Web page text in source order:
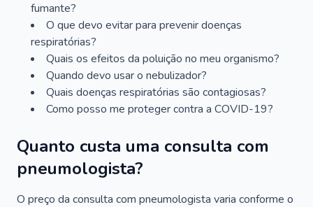
fumante?
O que devo evitar para prevenir doenças
respiratórias?
Quais os efeitos da poluição no meu organismo?
Quando devo usar o nebulizador?
Quais doenças respiratórias são contagiosas?
Como posso me proteger contra a COVID-19?
Quanto custa uma consulta com
pneumologista?
O preço da consulta com pneumologista varia conforme o